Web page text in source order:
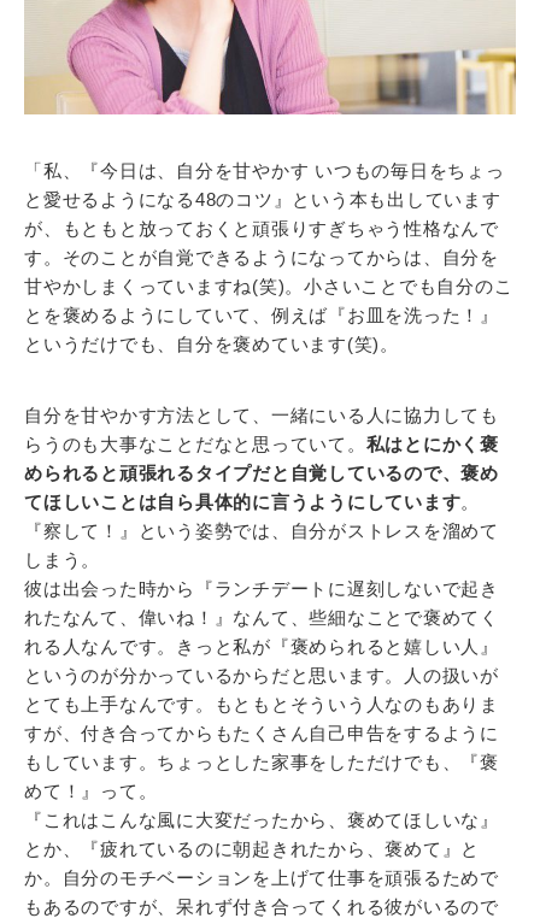
「私、『今日は、自分を甘やかす いつもの毎日をちょっ
と愛せるようになる48のコツ』という本も出しています
が、もともと放っておくと頑張りすぎちゃう性格なんで
す。そのことが自覚できるようになってからは、自分を
甘やかしまくっていますね(笑)。小さいことでも自分のこ
とを褒めるようにしていて、例えば『お皿を洗った！』
というだけでも、自分を褒めています(笑)。
自分を甘やかす方法として、一緒にいる人に協力しても
らうのも大事なことだなと思っていて。 私はとにかく褒
められると頑張れるタイプだと自覚しているので、褒め
てほしいことは自ら具体的に言うようにしています。
『察して！』という姿勢では、自分がストレスを溜めて
しまう。
彼は出会った時から『ランチデートに遅刻しないで起き
れたなんて、偉いね！』なんて、些細なことで褒めてく
れる人なんです。きっと私が『褒められると嬉しい人』
というのが分かっているからだと思います。人の扱いが
とても上手なんです。もともとそういう人なのもありま
すが、付き合ってからもたくさん自己申告をするように
もしています。ちょっとした家事をしただけでも、『褒
めて！』って。
『これはこんな風に大変だったから、褒めてほしいな』
とか、『疲れているのに朝起きれたから、褒めて』と
か。自分のモチベーションを上げて仕事を頑張るためで
もあるのですが、呆れず付き合ってくれる彼がいるので